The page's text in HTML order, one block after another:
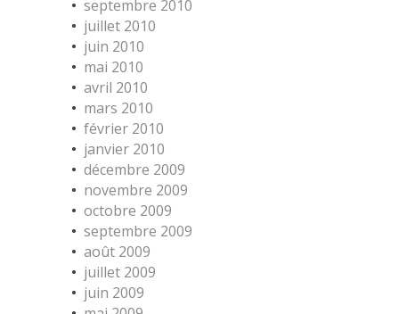
septembre 2010
juillet 2010
juin 2010
mai 2010
avril 2010
mars 2010
février 2010
janvier 2010
décembre 2009
novembre 2009
octobre 2009
septembre 2009
août 2009
juillet 2009
juin 2009